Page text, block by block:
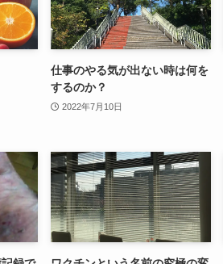
仕事のやる気が出ない時は何を
するのか？
2022年7月10日